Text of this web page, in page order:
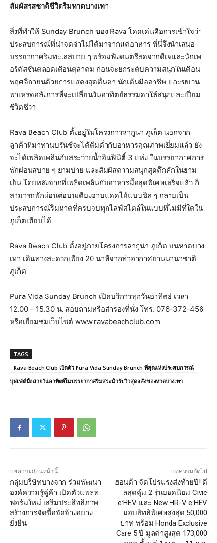
สัมผัสรสชาติชีวิตริมหาดบางเทา
สิ่งที่ทำให้ Sunday Brunch ของ Rava โดดเด่นคือการเข้าใจว่า
ประสบการณ์ที่น่าจดจำไม่ได้มาจากแค่อาหาร ที่นี่จึงนำเสนอ
บรรยากาศริมทะเลสบาย ๆ พร้อมฟังดนตรีสดจากดีเจและนักเพ
อร์คัสชั่นตลอดเดือนตุลาคม ก่อนจะยกระดับความสนุกในเดือน
พฤศจิกายนด้วยการแสดงสุดตื่นตา นักเต้นมืออาชีพ และขบวน
พาเหรดอลังการที่จะเปลี่ยนวันอาทิตย์ธรรมดาให้สนุกและเปี่ยม
ชีวิตชีวา
Rava Beach Club ตั้งอยู่ในโครงการลากูน่า ภูเก็ต นอกจาก
ลูกค้าที่มาทานบรันช์จะได้ดื่มด่ำกับอาหารคุณภาพเยี่ยมแล้ว ยัง
จะได้เพลิดเพลินกับสระว่ายน้ำอินฟินิตี้ 3 แห่ง ในบรรยากาศการ
พักผ่อนสบาย ๆ ยามบ่าย และสัมผัสความสนุกสุดคึกคักในยาม
เย็น โดยหลังจากที่เพลิดเพลินกับอาหารมื้อสุดพิเศษเสร็จแล้ว ก็
สามารถพักผ่อนต่อบนเตียงอาบแดดได้แบบชิล ๆ กลายเป็น
ประสบการณ์ริมหาดที่ครบจบทุกไลฟ์สไตล์ในแบบที่ไม่มีที่ใดใน
ภูเก็ตเทียบได้
Rava Beach Club ตั้งอยู่ภายโครงการลากูน่า ภูเก็ต บนหาดบาง
เทา เดินทางสะดวกเพียง 20 นาทีจากท่าอากาศยานนานาชาติ
ภูเก็ต
Pura Vida Sunday Brunch เปิดบริการทุกวันอาทิตย์ เวลา
12.00 – 15.30 น. สอบถามหรือสำรองที่นั่ง โทร. 076-372-456
หรือเยี่ยมชมเว็บไซต์ www.ravabeachclub.com
TAGS
Rava Beach Club เปิดตัว Pura Vida Sunday Brunch ที่สุดแห่งประสบการณ์
บุฟเฟ่ต์มื้อสายวันอาทิตย์ในบรรยากาศริมสระน้ำรับวิวสุดอลังของหาดบางเทา
บทความก่อนหน้านี้
กลุ่มบริษัทบางจาก ร่วมพัฒนา
องค์ความรู้คู่ค้า เปิดตัวแพลท
ฟอร์มใหม่ เสริมประสิทธิภาพ
สร้างการจัดซื้อจัดจ้างอย่าง
ยั่งยืน
บทความถัดไป
ฮอนด้า จัดโปรแรงส่งท้ายปี! ดี
ลสุดคุ้ม 2 รุ่นยอดนิยม Civic
e:HEV และ New HR-V e:HEV
มอบสิทธิพิเศษสูงสุด 50,000
บาท พร้อม Honda Exclusive
Care 5 ปี มูลค่าสูงสุด 173,000